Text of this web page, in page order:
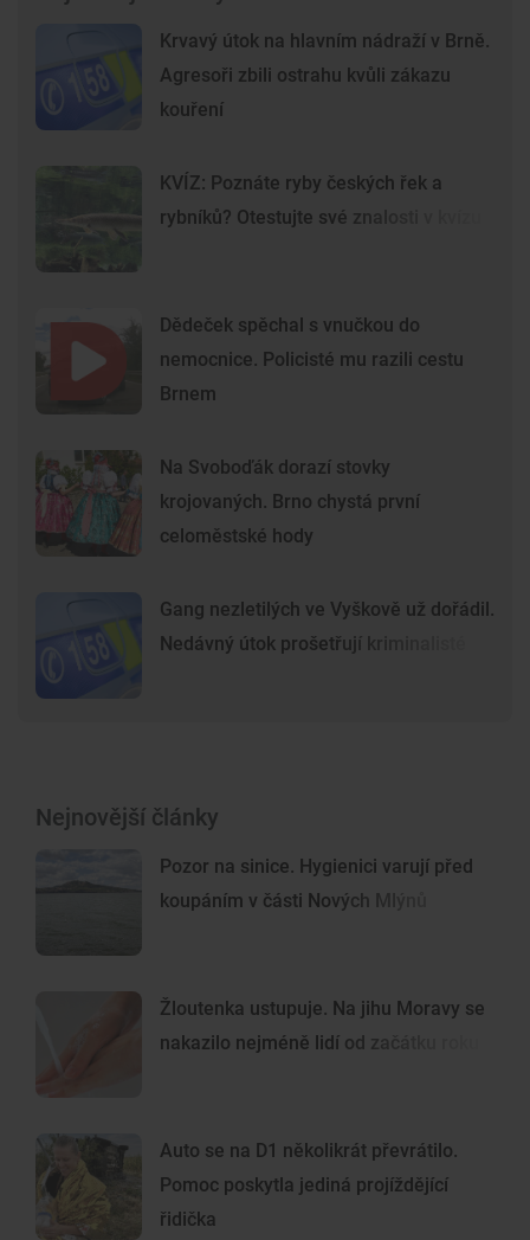
Krvavý útok na hlavním nádraží v Brně.
Agresoři zbili ostrahu kvůli zákazu
kouření
KVÍZ: Poznáte ryby českých řek a
rybníků? Otestujte své znalosti v kvízu
Dědeček spěchal s vnučkou do
nemocnice. Policisté mu razili cestu
Brnem
Na Svoboďák dorazí stovky
krojovaných. Brno chystá první
celoměstské hody
Gang nezletilých ve Vyškově už dořádil.
Nedávný útok prošetřují kriminalisté
Nejnovější články
Pozor na sinice. Hygienici varují před
koupáním v části Nových Mlýnů
Žloutenka ustupuje. Na jihu Moravy se
nakazilo nejméně lidí od začátku roku
Auto se na D1 několikrát převrátilo.
Pomoc poskytla jediná projíždějící
řidička